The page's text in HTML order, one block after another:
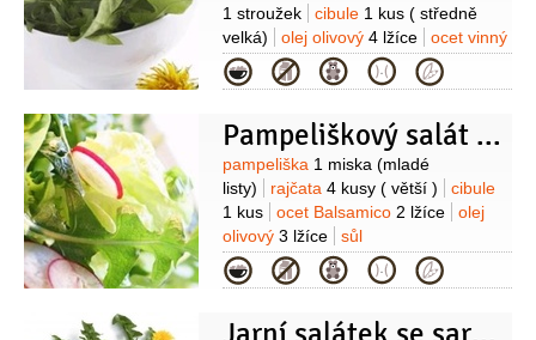
1 stroužek
cibule 1 kus ( středně
velká)
olej olivový 4 lžíce
ocet vinný
2 lžíce
sůl pepř veka 2 plátky
1/2lžíce ( na opečení veky)
Kategorie
Pampeliškový salát s rajčaty
Suroviny
pampeliška 1 miska (mladé
listy)
rajčata 4 kusy ( větší )
cibule
1 kus
ocet Balsamico 2 lžíce
olej
olivový 3 lžíce
sůl
mořská
pepř cukr bazalka
Kategorie